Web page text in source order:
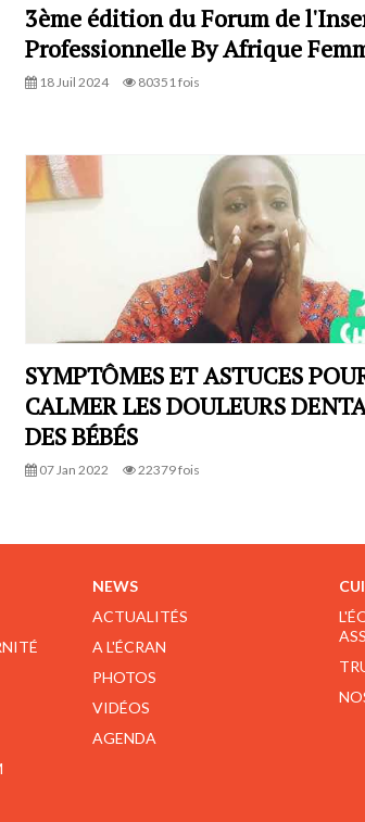
3ème édition du Forum de
Professionnelle By Afrique
18 Juil 2024 80351 fois
SYMPTÔMES ET ASTUCES
CALMER LES DOULEURS
DES BÉBÉS
07 Jan 2022 22379 fois
NEWS
ACTUALITÉS
A L'ÉCRAN
PHOTOS
VIDÉOS
AGENDA